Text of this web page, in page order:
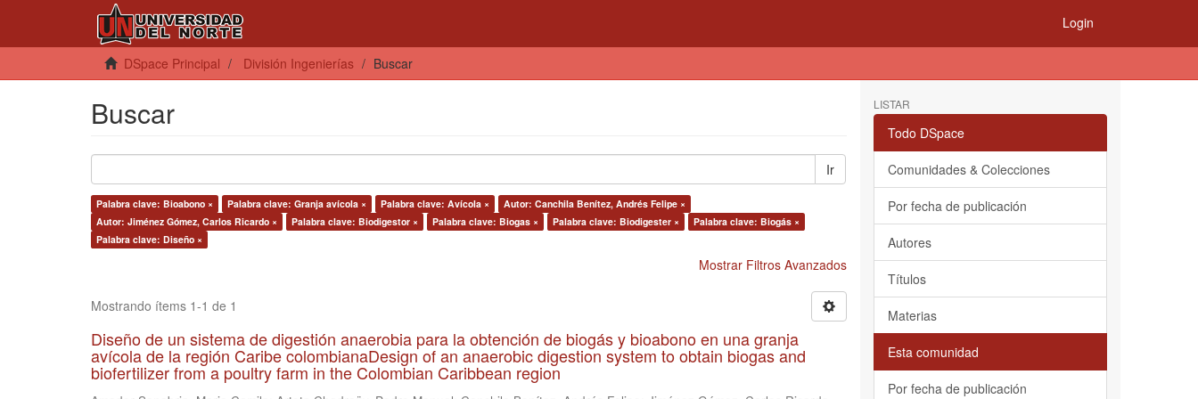
Login
DSpace Principal División Ingenierías Buscar
Buscar
Ir
Palabra clave: Bioabono × Palabra clave: Granja avícola × Palabra clave: Avícola ×
Autor: Canchila Benítez, Andrés Felipe ×
Autor: Jiménez Gómez, Carlos Ricardo ×
Palabra clave: Biodigestor × Palabra clave: Biogas × Palabra clave: Biodigester ×
Palabra clave: Biogás ×
Palabra clave: Diseño ×
Mostrar Filtros Avanzados
Mostrando ítems 1-1 de 1
Diseño de un sistema de digestión anaerobia para la obtención de biogás y bioabono en una granja
avícola de la región Caribe colombianaDesign of an anaerobic digestion system to obtain biogas and
biofertilizer from a poultry farm in the Colombian Caribbean region
LISTAR
Todo DSpace
Comunidades & Colecciones
Por fecha de publicación
Autores
Títulos
Materias
Esta comunidad
Por fecha de publicación